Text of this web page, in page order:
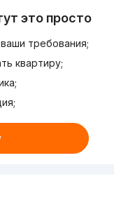
это просто
требования;
квартиру;